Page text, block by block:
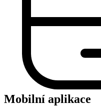
Mobilní aplikace